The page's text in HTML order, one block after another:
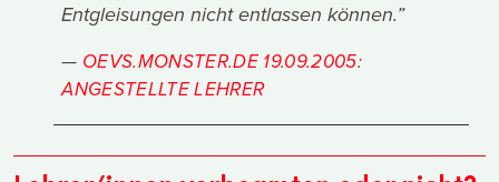
Entgleisungen nicht entlassen können.”
OEVS.MONSTER.DE 19.09.2005:
ANGESTELLTE LEHRER